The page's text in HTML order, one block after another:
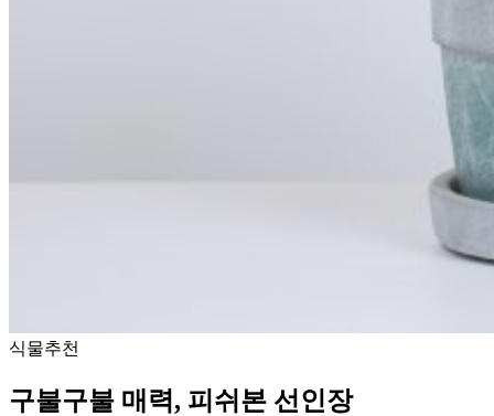
식물추천
구불구불 매력, 피쉬본 선인장